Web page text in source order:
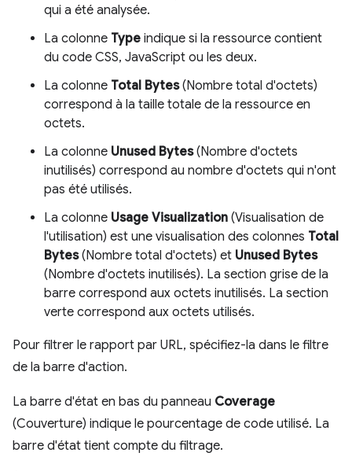
qui a été analysée.
La colonne Type indique si la ressource contient
du code CSS, JavaScript ou les deux.
La colonne Total Bytes(Nombre total d'octets)
correspond à la taille totale de la ressource en
octets.
La colonne Unused Bytes(Nombre d'octets
inutilisés) correspond au nombre d'octets qui n'ont
pas été utilisés.
La colonne Usage Visualization (Visualisation de
l'utilisation) est une visualisation des colonnes Total
Bytes(Nombre total d'octets) et Unused Bytes
(Nombre d'octets inutilisés). La section grise de la
barre correspond aux octets inutilisés. La section
verte correspond aux octets utilisés.
Pour filtrer le rapport par URL, spécifiez-la dans le filtre
de la barre d'action.
La barre d'état en bas du panneau Coverage
(Couverture) indique le pourcentage de code utilisé. La
barre d'état tient compte du filtrage.